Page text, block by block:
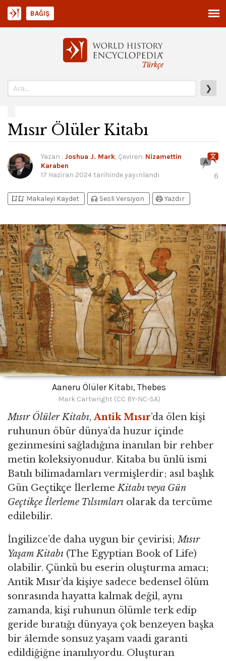
Türkçe
❯
BAĞIŞ
Mısır Ölüler Kitabı
Yazan : Joshua J. Mark, Çeviren: Nizamettin
Karaben
17 Haziran 2024 tarihinde yayınlandı 6
bookmark_addbookmark_added Makaleyi Kaydet headphones Sesli Versiyon printYazdır
Aaneru Ölüler Kitabı, Thebes
Mark Cartwright (CC BY-NC-SA)
Mısır Ölüler Kitabı,Antik Mısır’da ölen kişi
ruhunun öbür dünya’da huzur içinde
gezinmesini sağladığına inanılan bir rehber
metin koleksiyonudur. Kitaba bu ünlü ismi
Batılı bilimadamları vermişlerdir; asıl başlık
Gün Geçtikçe İlerlemeKitabı veya Gün
Geçtikçe İlerleme Tılsımları olarak da tercüme
edilebilir.
İngilizce’de daha uygun bir çevirisi;Mısır
Yaşam Kitabı (The Egyptian Book of Life)
olabilir. Çünkü bu eserin oluşturma amacı;
Antik Mısır’da kişiye sadece bedensel ölüm
sonrasında hayatta kalmak değil, aynı
zamanda, kişi ruhunun ölümle terk edip
geride bıratığı dünyaya çok benzeyen başka
bir âlemde sonsuz yaşam vaadi garanti
edildiğiğne inanılıyordu. Oluşturan